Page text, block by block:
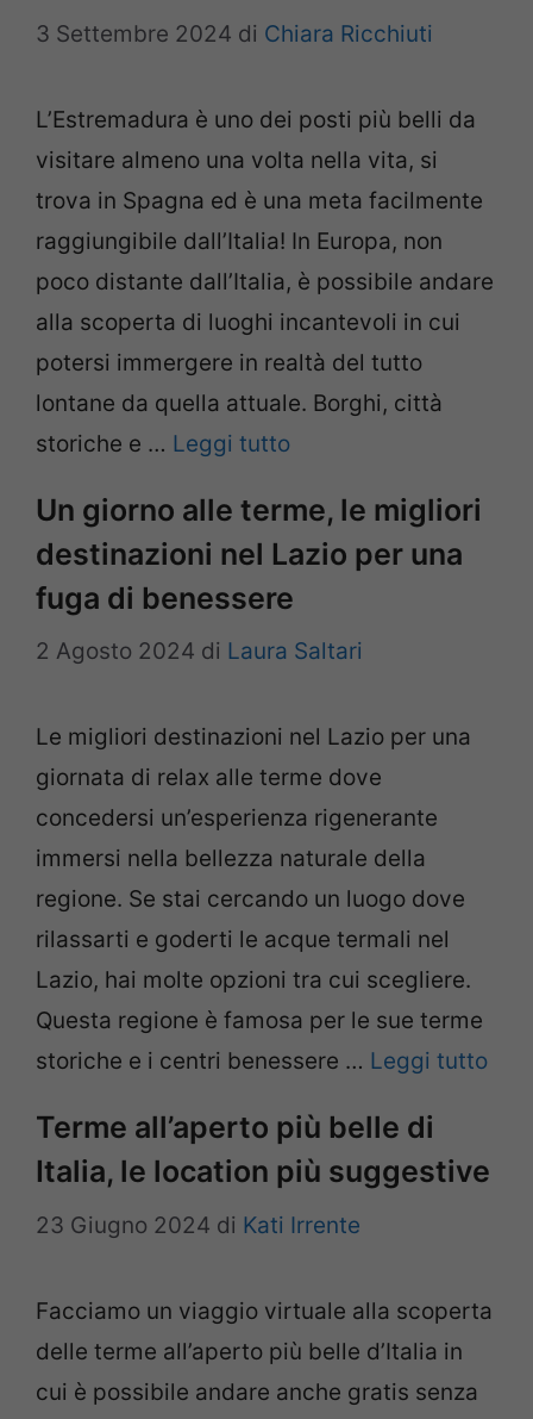
3 Settembre 2024 di Chiara Ricchiuti
L’Estremadura è uno dei posti più belli da
visitare almeno una volta nella vita, si
trova in Spagna ed è una meta facilmente
raggiungibile dall’Italia! In Europa, non
poco distante dall’Italia, è possibile andare
alla scoperta di luoghi incantevoli in cui
potersi immergere in realtà del tutto
lontane da quella attuale. Borghi, città
storiche e … Leggi tutto
Un giorno alle terme, le migliori
destinazioni nel Lazio per una
fuga di benessere
2 Agosto 2024 di Laura Saltari
Le migliori destinazioni nel Lazio per una
giornata di relax alle terme dove
concedersi un’esperienza rigenerante
immersi nella bellezza naturale della
regione. Se stai cercando un luogo dove
rilassarti e goderti le acque termali nel
Lazio, hai molte opzioni tra cui scegliere.
Questa regione è famosa per le sue terme
storiche e i centri benessere … Leggi tutto
Terme all’aperto più belle di
Italia, le location più suggestive
23 Giugno 2024 di Kati Irrente
Facciamo un viaggio virtuale alla scoperta
delle terme all’aperto più belle d’Italia in
cui è possibile andare anche gratis senza